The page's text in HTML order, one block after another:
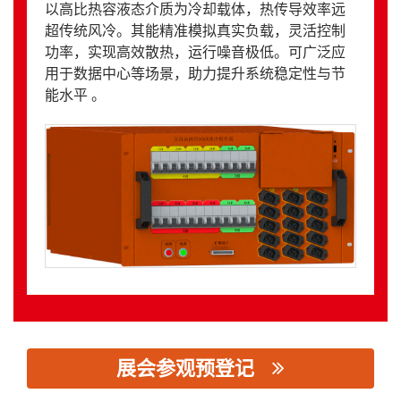
以高比热容液态介质为冷却载体，热传导效率远
超传统风冷。其能精准模拟真实负载，灵活控制
功率，实现高效散热，运行噪音极低。可广泛应
用于数据中心等场景，助力提升系统稳定性与节
能水平 。
展会参观预登记